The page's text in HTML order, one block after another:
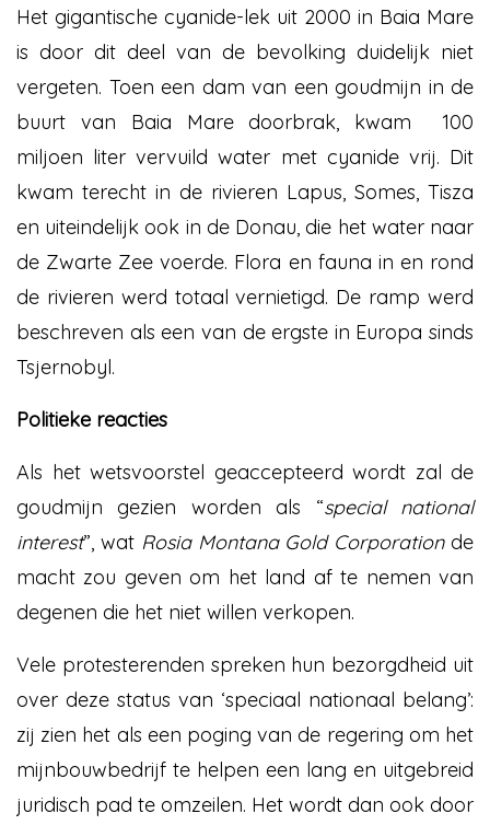
Het gigantische cyanide-lek uit 2000 in Baia Mare
is door dit deel van de bevolking duidelijk niet
vergeten. Toen een dam van een goudmijn in de
buurt van Baia Mare doorbrak, kwam 100
miljoen liter vervuild water met cyanide vrij. Dit
kwam terecht in de rivieren Lapus, Somes, Tisza
en uiteindelijk ook in de Donau, die het water naar
de Zwarte Zee voerde. Flora en fauna in en rond
de rivieren werd totaal vernietigd. De ramp werd
beschreven als een van de ergste in Europa sinds
Tsjernobyl.
Politieke reacties
Als het wetsvoorstel geaccepteerd wordt zal de
goudmijn gezien worden als “special national
interest”, wat Rosia Montana Gold Corporationde
macht zou geven om het land af te nemen van
degenen die het niet willen verkopen.
Vele protesterenden spreken hun bezorgdheid uit
over deze status van ‘speciaal nationaal belang’:
zij zien het als een poging van de regering om het
mijnbouwbedrijf te helpen een lang en uitgebreid
juridisch pad te omzeilen. Het wordt dan ook door